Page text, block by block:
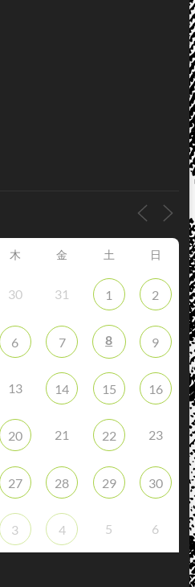
木 金 土 日
30 31 1 2
6 7 8 9
13 14 15 16
20 21 22 23
27 28 29 30
3 4 5 6